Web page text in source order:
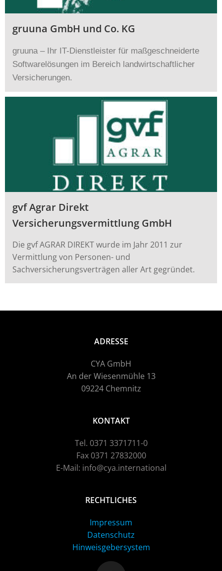
gruuna GmbH und Co. KG
gruuna – Ihr IT-Dienstleister für maßgeschneiderte
Softwarelösungen im Bereich landwirtschaftlicher
Versicherungen.
gvf Agrar Direkt
Versicherungsvermittlung GmbH
Die gvf AGRAR DIREKT wurde im Jahr 2011 zur
Vermittlung von Personen- und
Sachversicherungsverträgen aller Art gegründet.
ADRESSE
CYA GmbH
An der Wiesenmühle 13
09224 Chemnitz
KONTAKT
Tel. 0371 3371711-0
Fax 0371 27832000
E-Mail: info@cya.international
RECHTLICHES
Impressum
Datenschutz
Hinweisgebersystem